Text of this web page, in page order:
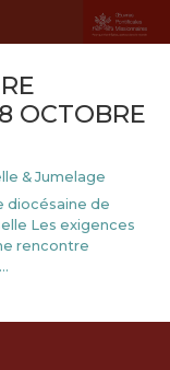
OCTOBRE
& Jumelage
diocésaine de
Les exigences
rencontre